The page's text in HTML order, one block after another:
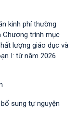
kinh phí thường
Chương trình mục
lượng giáo dục và
I: từ năm 2026
sung tự nguyện